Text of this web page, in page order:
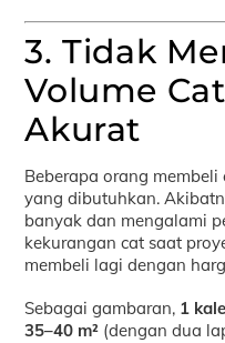
3. Tidak
Volume
Akurat
Beberapa orang
yang dibutuhkan.
banyak dan mengalami
kekurangan cat saat
membeli lagi dengan
Sebagai gambaran, 1
35–40 m² (dengan dua